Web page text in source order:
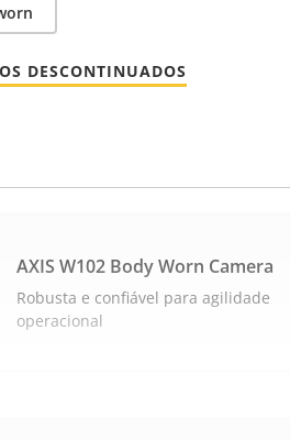
DESCONTINUADOS
AXIS W102 Body Worn Camera
Robusta e confiável para agilidade
operacional